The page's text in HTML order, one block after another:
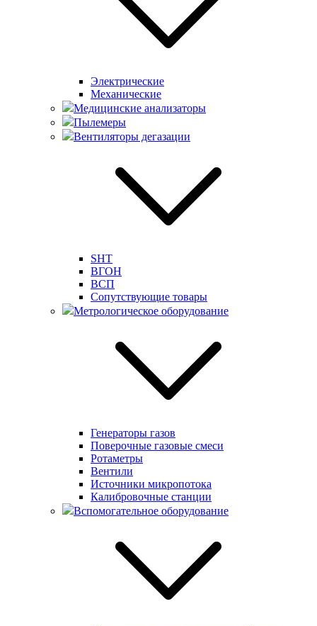
Электрические
Механические
Медицинские анализаторы
Пылемеры
Вентиляторы дегазации
SHT
ВГОН
ВСП
Сопутствующие товары
Метрологическое оборудование
Генераторы газов
Поверочные газовые смеси
Ротаметры
Вентили
Источники микропотока
Калибровочные станции
Вспомогательное оборудование